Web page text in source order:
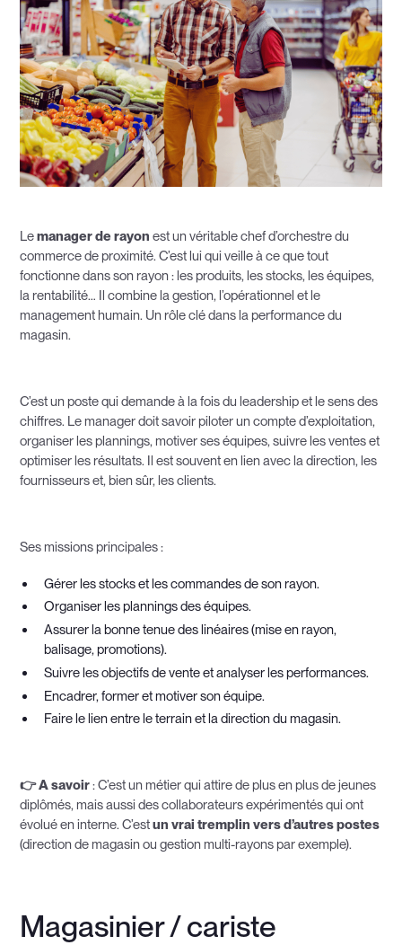
Lemanager de rayon est un véritable chef d’orchestre du
commerce de proximité. C’est lui qui veille à ce que tout
fonctionne dans son rayon : les produits, les stocks, les équipes,
la rentabilité… Il combine la gestion, l’opérationnel et le
management humain. Un rôle clé dans la performance du
magasin.
C’est un poste qui demande à la fois du leadership et le sens des
chiffres. Le manager doit savoir piloter un compte d’exploitation,
organiser les plannings, motiver ses équipes, suivre les ventes et
optimiser les résultats. Il est souvent en lien avec la direction, les
fournisseurs et, bien sûr, les clients.
Ses missions principales :
Gérer les stocks et les commandes de son rayon.
Organiser les plannings des équipes.
Assurer la bonne tenue des linéaires (mise en rayon,
balisage, promotions).
Suivre les objectifs de vente et analyser les performances.
Encadrer, former et motiver son équipe.
Faire le lien entre le terrain et la direction du magasin.
👉 A savoir: C’est un métier qui attire de plus en plus de jeunes
diplômés, mais aussi des collaborateurs expérimentés qui ont
évolué en interne. C’estun vrai tremplin vers d’autres postes
(direction de magasin ou gestion multi-rayons par exemple).
Magasinier / cariste